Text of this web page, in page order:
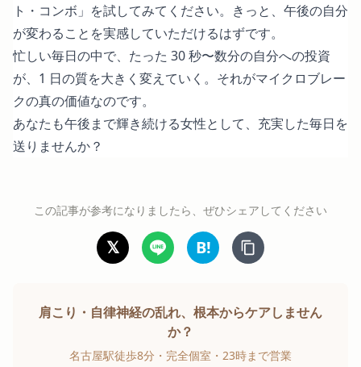
ト・コンボ」を試してみてください。きっと、午後の自分
が変わることを実感していただけるはずです。
忙しい毎日の中で、たった 30 秒〜数分の自分への投資
が、1 日の質を大きく変えていく。それがマイクロブレー
クの真の価値なのです。
あなたも午後まで輝き続ける女性として、充実した毎日を
送りませんか？
この記事が参考になりましたら、ぜひシェアしてください
𝕏 B!
肩こり・自律神経の乱れ、根本からケアしません
か？
名古屋駅徒歩8分・完全個室・23時まで営業